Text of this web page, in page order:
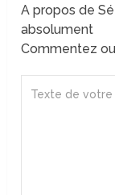
A propos de
absolument
Commentez